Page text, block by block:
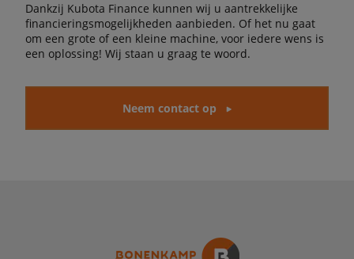
Dankzij Kubota Finance kunnen wij u aantrekkelijke
financieringsmogelijkheden aanbieden. Of het nu gaat
om een grote of een kleine machine, voor iedere wens is
een oplossing! Wij staan u graag te woord.
Neem contact op